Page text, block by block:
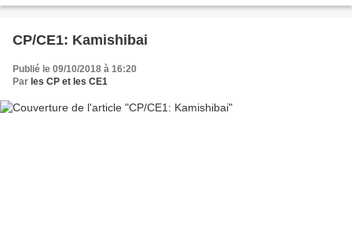
CP/CE1: Kamishibai
Publié le 09/10/2018 à 16:20
Par les CP et les CE1